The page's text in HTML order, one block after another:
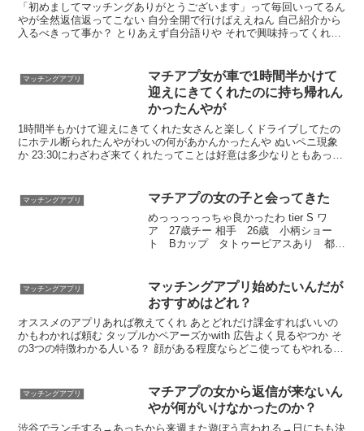
「初めましてマッチングありがとうございます」って毎回いってるん
やが全然返信返ってこない 自分全開で行けばええねん 自己紹介から
入るべきって事か？ とりあえず自分語りや それで興味持ってくれた
マッチングアプリ
マチアプ女が車で1時間半かけて
迎えにきてくれたのに持ち帰れん
かったんやが
1時間半もかけて迎えにきてくれた女さんと楽しくドライブしてたの
にホテル断られたんやがわいの何があかんかったんや ぬいペニ現象
か 23:30にわざわざ来てくれたってことは好意は多少なりともあった
マッチングアプリ マチアプの女の子と会ってきた
めっっっっっちゃ良かったわ tier S ワ
ア 27歳チー 相手 26歳 小柄ショー
ト Bカップ タトゥーピアスあり 都内
アプやん まあ身体がマッチするかどうか
や
マッチングアプリ
マッチングアプリ始めたいんだが
おすすめはどれ？
オススメのアプリあれば教えてくれ あとどれだけ課金すればいいの
かもわかれば頼む タップルかペアーズかwith 広告よく見るやつか そ
の3つの特徴わかる人いる？ 顔がある程度ならどこ使ってもやれるよ
マッチングアプリ
マチアプの女から返信が来ないん
やが何がいけなかったのか？
渋谷でランチする→あっちから来週また遊ぼう言われる→日にちも決